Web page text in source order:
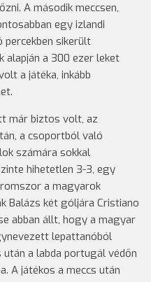
A második meccsen,
egy izlandi
sikerült
alapján a 300 ezer leket
a játéka, inkább
már biztos volt, az
a csoportból való
számára sokkal
hihetetlen 3-3, egy
a magyarok
Balázs két góljára Cristiano
abban állt, hogy a magyar
lepattanóból
a labda portugál védőn
A játékos a meccs után